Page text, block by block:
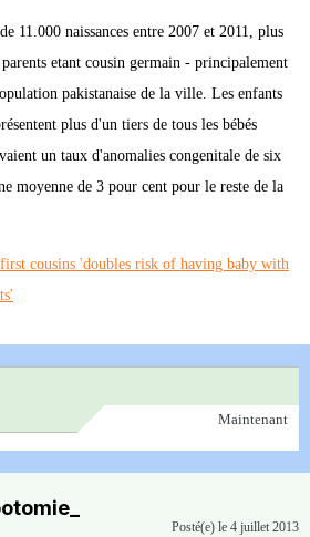
11.000 naissances entre 2007 et 2011, plus
parents etant cousin germain - principalement
pakistanaise de la ville. Les enfants
plus d'un tiers de tous les bébés
un taux d'anomalies congenitale de six
moyenne de 3 pour cent pour le reste de la
cousins 'doubles risk of having baby with
Maintenant
Posté(e) le 4 juillet 2013